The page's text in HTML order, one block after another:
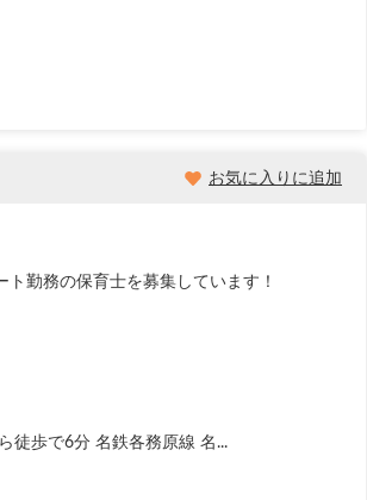
お気に入りに追加
勤務の保育士を募集しています！
徒歩で6分 名鉄各務原線 名...